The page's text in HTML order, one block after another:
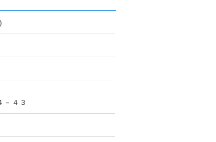
－４３